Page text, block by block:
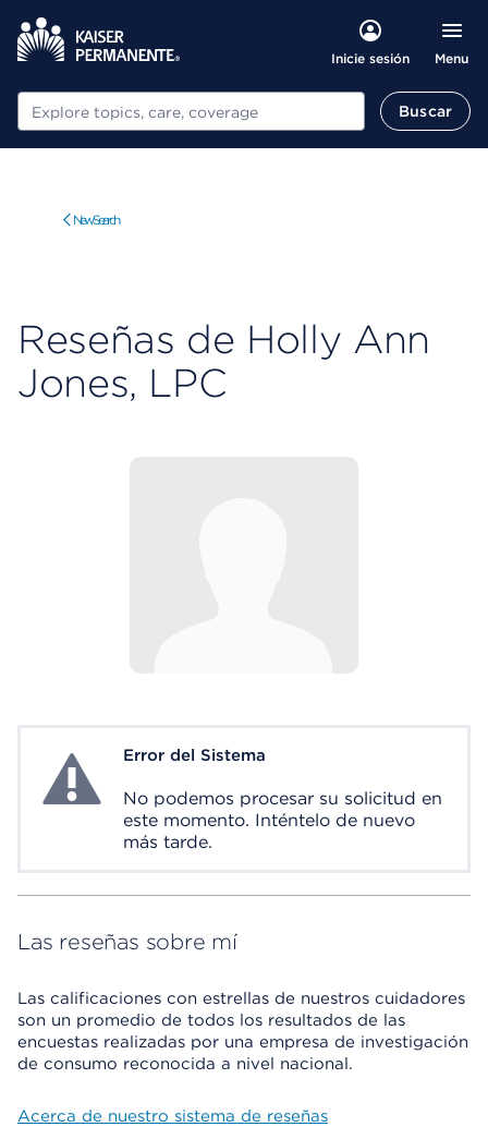
Inicie sesión Menu
Buscar Buscar
New Search
Reseñas de Holly Ann
Jones, LPC
System ErrorError del Sistema
No podemos procesar su solicitud en
este momento. Inténtelo de nuevo
más tarde.
Las reseñas sobre mí
Las calificaciones con estrellas de nuestros cuidadores
son un promedio de todos los resultados de las
encuestas realizadas por una empresa de investigación
de consumo reconocida a nivel nacional.
Acerca de nuestro sistema de reseñas